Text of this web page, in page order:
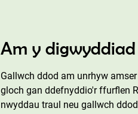
Am y digwyddiad
Gallwch ddod am unrhyw
gloch gan ddefnyddio'r ffurflen
nwyddau traul neu gallwch